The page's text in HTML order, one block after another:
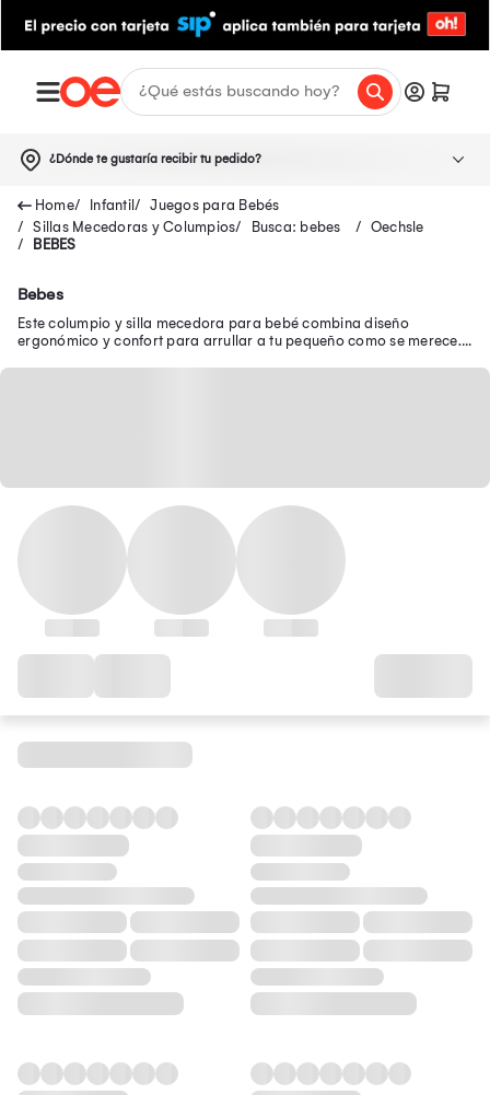
¿Dónde te gustaría recibir tu pedido?
Infantil
Juegos para Bebés
Sillas Mecedoras y Columpios
Busca: bebes
Oechsle
BEBES
Bebes
Este columpio y silla mecedora para bebé combina diseño
ergonómico y confort para arrullar a tu pequeño como se merece.